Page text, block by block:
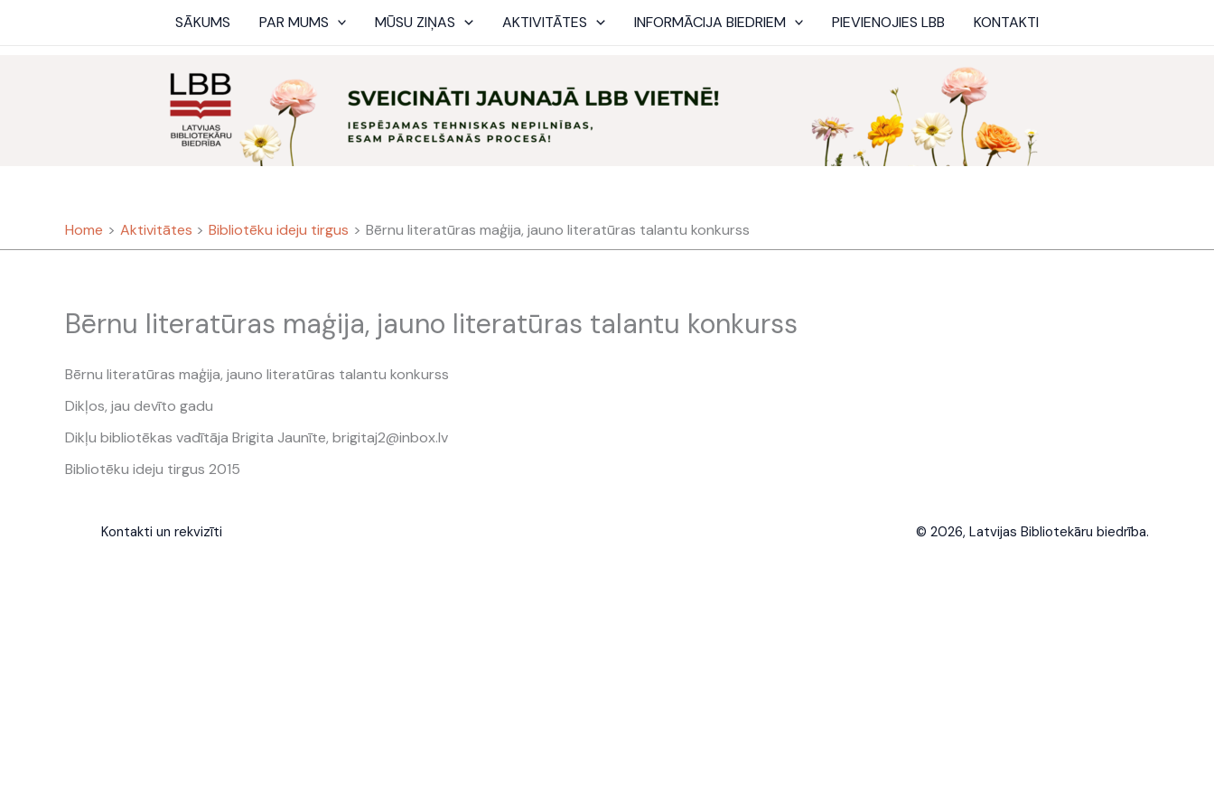
SĀKUMS PAR MUMS MŪSU ZIŅAS AKTIVITĀTES INFORMĀCIJA BIEDRIEM PIEVIENOJIES LBB KONTAKTI
Home Aktivitātes Bibliotēku ideju tirgus Bērnu literatūras maģija, jauno literatūras talantu konkurss
Bērnu literatūras maģija, jauno literatūras talantu konkurss
Bērnu literatūras maģija, jauno literatūras talantu konkurss
Dikļos, jau devīto gadu
Dikļu bibliotēkas vadītāja Brigita Jaunīte, brigitaj2@inbox.lv
Bibliotēku ideju tirgus 2015
Kontakti un rekvizīti © 2026, Latvijas Bibliotekāru biedrība.